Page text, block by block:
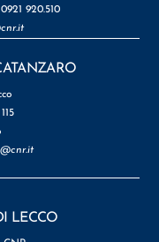
920.510
LECCO